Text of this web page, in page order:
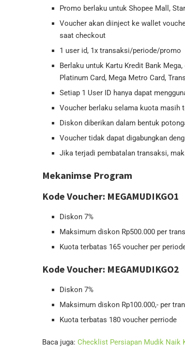
Promo berlaku untuk Shopee Mall,
Voucher akan diinject ke wallet
saat checkout
1 user id, 1x transaksi/periode/promo
Berlaku untuk Kartu Kredit Bank
Platinum Card, Mega Metro Card,
Setiap 1 User ID hanya dapat
Voucher berlaku selama kuota masih
Diskon diberikan dalam bentuk
Voucher tidak dapat digabungkan
Jika terjadi pembatalan transaksi,
Mekanimse Program
Kode Voucher: MEGAMUDIKGO1
Diskon 7%
Maksimum diskon Rp500.000 per
Kuota terbatas 165 voucher per
Kode Voucher: MEGAMUDIKGO2
Diskon 7%
Maksimum diskon Rp100.000,- per
Kuota terbatas 180 voucher perriode
Baca juga: Checklist Persiapan Mudik Naik